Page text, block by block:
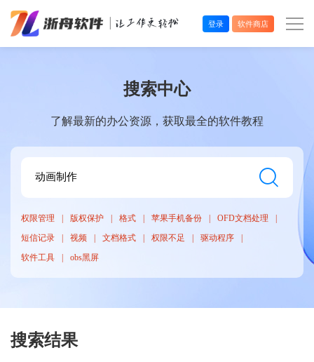
在线应用
登录 软件商店
搜索中心
了解最新的办公资源，获取最全的软件教程
权限管理 版权保护 格式 苹果手机备份
OFD文档处理
短信记录
视频 文档格式 权限不足
驱动程序
软件工具
obs黑屏
搜索结果